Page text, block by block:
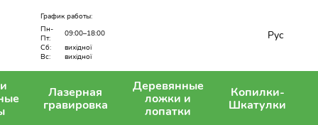
График работы:
Пн-
Пт:
09:00–18:00
Сб:
вихідної
Вс:
вихідної
Рус
Лазерная
гравировка
Деревянные
ложки и
лопатки
Копилки-
Шкатулки